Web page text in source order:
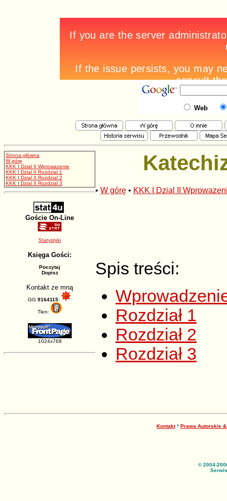
Web
Strona główna
W górę
KKK I Dzial II Wprowazenie
KKK I Dzial II Rozdzial 1
KKK I Dzial II Rozdzial 2
KKK I Dzial II Rozdzial 3
Goście On-Line
Statystyki
Księga Gości:
Poczytaj
Dopisz
Kontakt ze mną
GG 9164115:
Tlen:
1024x768
• W górę • KKK I Dzial II
Spis treści:
Rozdział 1
Rozdział 2
Rozdział 3
Kontakt* Prawa Autorskie &
© 2004-